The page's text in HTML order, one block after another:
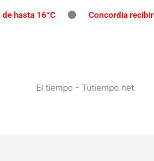
hasta 16°C
Concordia
El tiempo - Tutiempo.net